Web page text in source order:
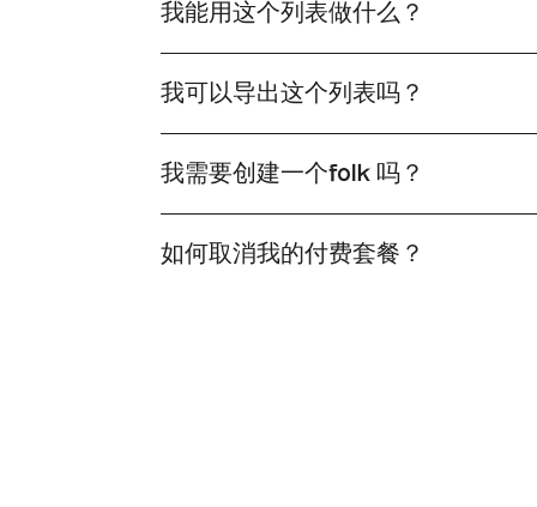
我能用这个列表做什么？
我可以导出这个列表吗？
我需要创建一个folk 吗？
如何取消我的付费套餐？